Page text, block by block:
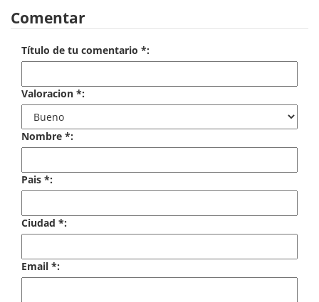
Economía
Enciclopedias
Ensayo literario
Filosofía
Guerra Civil Española
Historia
Comentar
Título de tu comentario *:
Valoracion *:
Nombre *:
Pais *:
Ciudad *:
Email *: